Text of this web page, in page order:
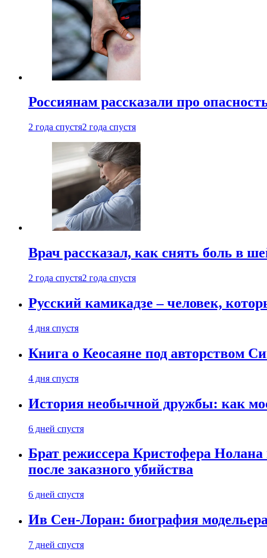
Россиянам рассказали про
2 года спустя2 года спустя
Врач рассказал, как снять боль в
2 года спустя2 года спустя
Русский камикадзе – человек,
4 дня спустя
Книга о Кеосаяне под авторством
4 дня спустя
История необычной дружбы: как
6 дней спустя
Брат режиссера Кристофера
после заказного убийства
6 дней спустя
Ив Сен-Лоран: биография
7 дней спустя